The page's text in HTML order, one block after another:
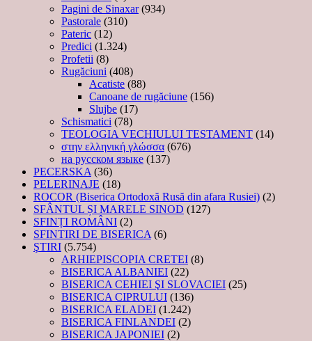
Pagini de Sinaxar(934)
Pastorale (310)
Pateric (12)
Predici (1.324)
Profetii (8)
Rugăciuni (408)
Acatiste (88)
Canoane de rugăciune (156)
Slujbe (17)
Schismatici (78)
TEOLOGIA VECHIULUI TESTAMENT (14)
στην ελληνική γλώσσα (676)
на русском языке (137)
PECERSKA (36)
PELERINAJE (18)
ROCOR (Biserica Ortodoxă Rusă din afara Rusiei) (2)
SFÂNTUL ȘI MARELE SINOD (127)
SFINȚI ROMÂNI (2)
SFINTIRI DE BISERICA (6)
ŞTIRI (5.754)
ARHIEPISCOPIA CRETEI (8)
BISERICA ALBANIEI (22)
BISERICA CEHIEI ŞI SLOVACIEI (25)
BISERICA CIPRULUI (136)
BISERICA ELADEI (1.242)
BISERICA FINLANDEI (2)
BISERICA JAPONIEI (2)